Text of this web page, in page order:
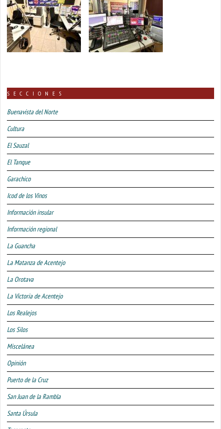
SECCIONES
Buenavista del Norte
Cultura
El Sauzal
El Tanque
Garachico
Icod de los Vinos
Información insular
Información regional
La Guancha
La Matanza de Acentejo
La Orotava
La Victoria de Acentejo
Los Realejos
Los Silos
Miscelánea
Opinión
Puerto de la Cruz
San Juan de la Rambla
Santa Úrsula